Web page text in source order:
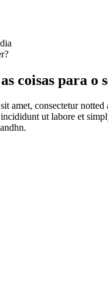
coisas para o
amet, consectetur
ut labore et